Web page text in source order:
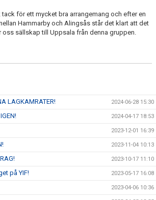
tack för ett mycket bra arrangemang och efter en
Hammarby och Alingsås står det klart att det
sällskap till Uppsala från denna gruppen.
LAGKAMRATER! 2024-06-28 15:30
2024-04-17 18:53
2023-12-01 16:39
2023-11-04 10:13
2023-10-17 11:10
på YIF! 2023-05-17 16:08
2023-04-06 10:36